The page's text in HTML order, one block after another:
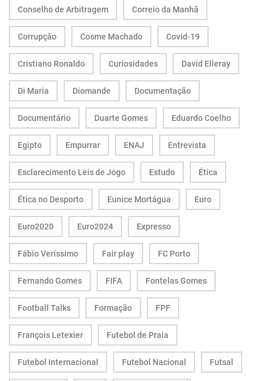
Conselho de Arbitragem Correio da Manhã
Corrupção Cosme Machado Covid-19
Cristiano Ronaldo Curiosidades David Elleray
Di Maria Diomande Documentação
Documentário Duarte Gomes Eduardo Coelho
Egipto Empurrar ENAJ Entrevista
Esclarecimento Leis de Jogo Estudo Ética
Ética no Desporto Eunice Mortágua Euro
Euro2020 Euro2024 Expresso
Fábio Veríssimo Fair play FC Porto
Fernando Gomes FIFA Fontelas Gomes
Football Talks Formação FPF
François Letexier Futebol de Praia
Futebol Internacional Futebol Nacional Futsal